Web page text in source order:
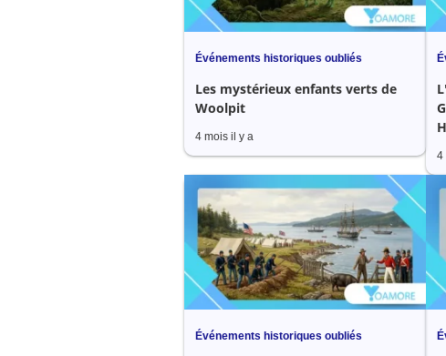
Événements historiques oubliés
Les mystérieux enfants verts de
Woolpit
4 mois il y a
4
Événements historiques oubliés